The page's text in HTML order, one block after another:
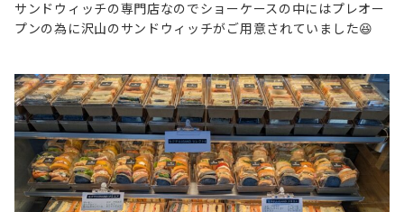
サンドウィッチの専門店なのでショーケースの中にはプレオー
プンの為に沢山のサンドウィッチがご用意されていました😆